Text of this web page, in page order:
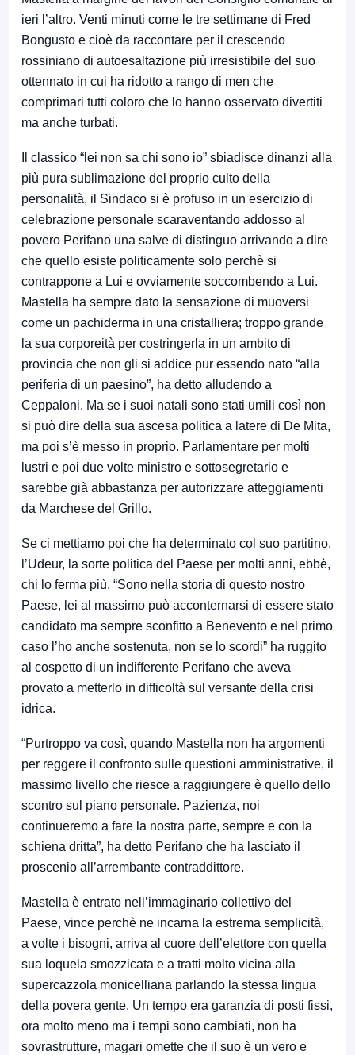
ieri l’altro. Venti minuti come le tre settimane di Fred
Bongusto e cioè da raccontare per il crescendo
rossiniano di autoesaltazione più irresistibile del suo
ottennato in cui ha ridotto a rango di men che
comprimari tutti coloro che lo hanno osservato divertiti
ma anche turbati.
Il classico “lei non sa chi sono io” sbiadisce dinanzi alla
più pura sublimazione del proprio culto della
personalità, il Sindaco si è profuso in un esercizio di
celebrazione personale scaraventando addosso al
povero Perifano una salve di distinguo arrivando a dire
che quello esiste politicamente solo perchè si
contrappone a Lui e ovviamente soccombendo a Lui.
Mastella ha sempre dato la sensazione di muoversi
come un pachiderma in una cristalliera; troppo grande
la sua corporeità per costringerla in un ambito di
provincia che non gli si addice pur essendo nato “alla
periferia di un paesino”, ha detto alludendo a
Ceppaloni. Ma se i suoi natali sono stati umili così non
si può dire della sua ascesa politica a latere di De Mita,
ma poi s’è messo in proprio. Parlamentare per molti
lustri e poi due volte ministro e sottosegretario e
sarebbe già abbastanza per autorizzare atteggiamenti
da Marchese del Grillo.
Se ci mettiamo poi che ha determinato col suo partitino,
l’Udeur, la sorte politica del Paese per molti anni, ebbè,
chi lo ferma più. “Sono nella storia di questo nostro
Paese, lei al massimo può acconternarsi di essere stato
candidato ma sempre sconfitto a Benevento e nel primo
caso l’ho anche sostenuta, non se lo scordi” ha ruggito
al cospetto di un indifferente Perifano che aveva
provato a metterlo in difficoltà sul versante della crisi
idrica.
“Purtroppo va così, quando Mastella non ha argomenti
per reggere il confronto sulle questioni amministrative, il
massimo livello che riesce a raggiungere è quello dello
scontro sul piano personale. Pazienza, noi
continueremo a fare la nostra parte, sempre e con la
schiena dritta”, ha detto Perifano che ha lasciato il
proscenio all’arrembante contraddittore.
Mastella è entrato nell’immaginario collettivo del
Paese, vince perchè ne incarna la estrema semplicità,
a volte i bisogni, arriva al cuore dell’elettore con quella
sua loquela smozzicata e a tratti molto vicina alla
supercazzola monicelliana parlando la stessa lingua
della povera gente. Un tempo era garanzia di posti fissi,
ora molto meno ma i tempi sono cambiati, non ha
sovrastrutture, magari omette che il suo è un vero e